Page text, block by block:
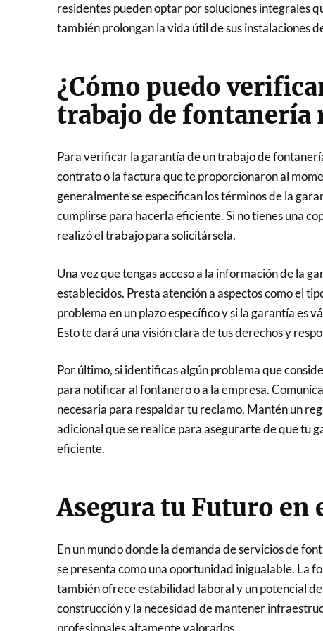
residentes pueden optar por soluciones integrales
también prolongan la vida útil de sus instalaciones
¿Cómo puedo
trabajo de fontanería
Para verificar la garantía de un trabajo de
contrato o la factura que te proporcionaron al
generalmente se especifican los términos de la
cumplirse para hacerla eficiente. Si no tienes una
realizó el trabajo para solicitársela.
Una vez que tengas acceso a la información de la
establecidos. Presta atención a aspectos como el
problema en un plazo específico y si la garantía es
Esto te dará una visión clara de tus derechos y
Por último, si identificas algún problema que
para notificar al fontanero o a la empresa.
necesaria para respaldar tu reclamo. Mantén un
adicional que se realice para asegurarte de que tu
eficiente.
Asegura tu Futuro en
En un mundo donde la demanda de servicios de
se presenta como una oportunidad inigualable. La
también ofrece estabilidad laboral y un potencial
construcción y la necesidad de mantener
profesionales altamente valorados.